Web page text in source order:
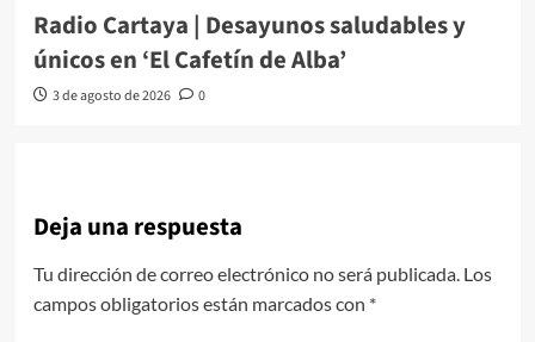
Radio Cartaya | Desayunos saludables y
únicos en ‘El Cafetín de Alba’
3 de agosto de 2026 0
Deja una respuesta
Tu dirección de correo electrónico no será publicada. Los
campos obligatorios están marcados con *